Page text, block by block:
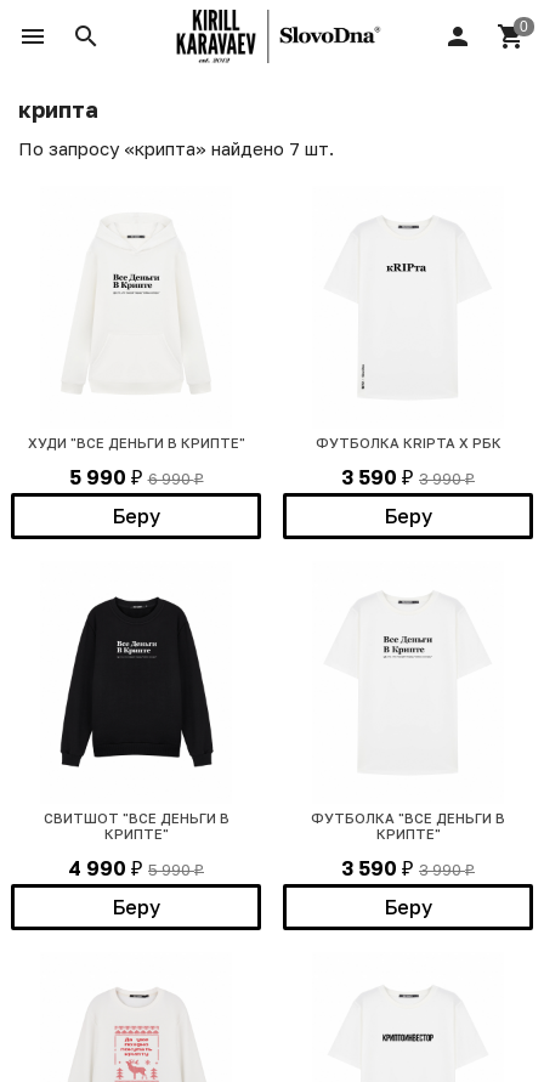
крипта
По запросу «крипта» найдено 7 шт.
ХУДИ "ВСЕ ДЕНЬГИ В КРИПТЕ"
5 990 ₽ 6 990₽
Беру
ФУТБОЛКА КRIPТА Х РБК
3 590 ₽ 3 990₽
Беру
СВИТШОТ "ВСЕ ДЕНЬГИ В
КРИПТЕ"
4 990 ₽ 5 990₽
Беру
ФУТБОЛКА "ВСЕ ДЕНЬГИ В
КРИПТЕ"
3 590 ₽ 3 990₽
Беру